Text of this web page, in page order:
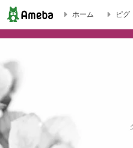
- まつげエクステ・まつげパ
ホーム ピグ